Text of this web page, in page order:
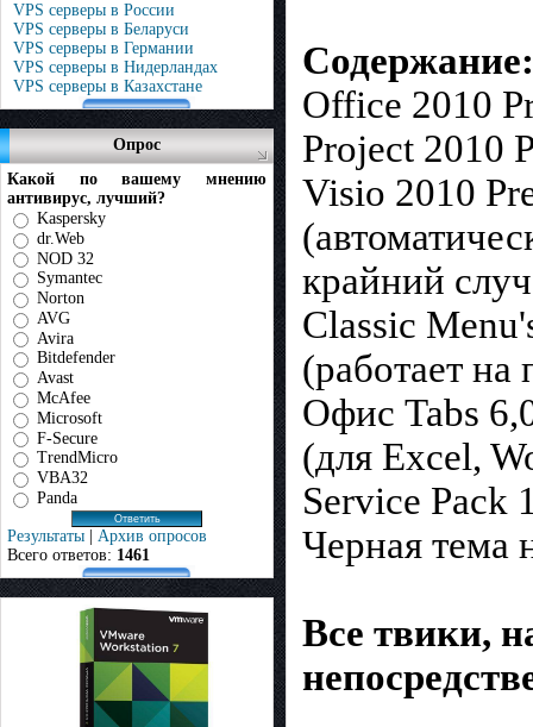
VPS серверы в России
VPS серверы в Беларуси
VPS серверы в Германии
VPS серверы в Нидерландах
VPS серверы в Казахстане
Опрос
Какой по вашему мнению
антивирус, лучший?
Kaspersky
dr.Web
NOD 32
Symantec
Norton
AVG
Avira
Bitdefender
Avast
McAfee
Microsoft
F-Secure
TrendMicro
VBA32
Panda
Результаты | Архив опросов
Всего ответов: 1461
Содержание:
Office 2010
Project 2010
Visio 2010
крайний
Classic
(работает на
Офис Tabs
(для Excel,
Service Pack
Черная тема
Все твики,